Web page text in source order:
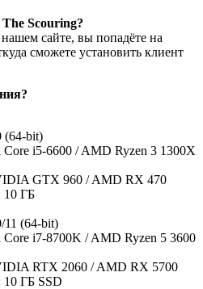
Scouring?
сайте, вы попадёте на
сможете установить клиент
(64-bit)
i5-6600 / AMD Ryzen 3 1300X
GTX 960 / AMD RX 470
10 ГБ
(64-bit)
Core i7-8700K / AMD Ryzen 5 3600
RTX 2060 / AMD RX 5700
10 ГБ SSD